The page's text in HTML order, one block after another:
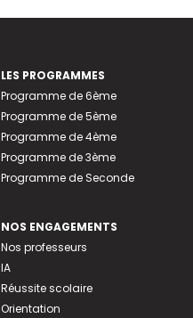
LES PROGRAMMES
Programme de 6ème
Programme de 5ème
Programme de 4ème
Programme de 3ème
Programme de Seconde
NOS ENGAGEMENTS
Nos professeurs
IA
Réussite scolaire
Orientation